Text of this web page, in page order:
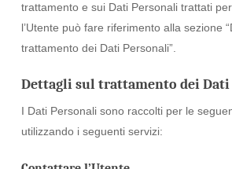
trattamento e sui Dati Personali trattati
l’Utente può fare riferimento alla sezione
trattamento dei Dati Personali”.
Dettagli sul trattamento dei
I Dati Personali sono raccolti per le
utilizzando i seguenti servizi: